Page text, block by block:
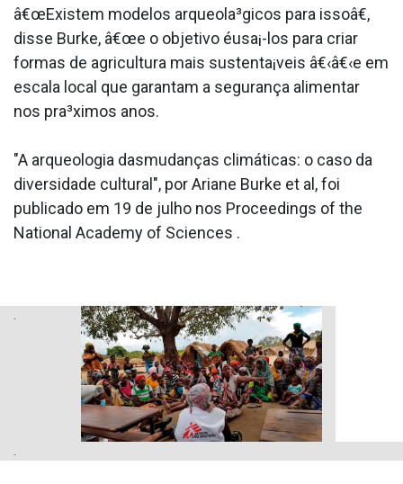
â€œExistem modelos arqueola³gicos para issoâ€,
disse Burke, â€œe o objetivo éusa¡-los para criar
formas de agricultura mais sustenta¡veis â€‹â€‹e em
escala local que garantam a segurança alimentar
nos pra³ximos anos.
"A arqueologia dasmudanças climáticas: o caso da
diversidade cultural", por Ariane Burke et al, foi
publicado em 19 de julho nos Proceedings of the
National Academy of Sciences .